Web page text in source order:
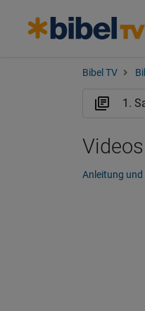
Bibel TV
Anleitung und